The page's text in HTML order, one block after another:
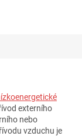
externího
nebo
vzduchu je